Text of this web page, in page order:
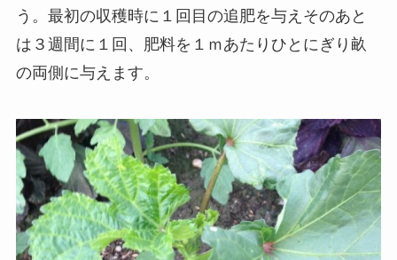
う。最初の収穫時に１回目の追肥を与えそのあと
は３週間に１回、肥料を１ｍあたりひとにぎり畝
の両側に与えます。